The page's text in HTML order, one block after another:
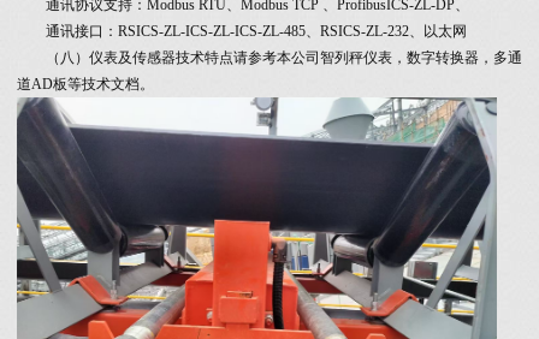
通讯协议支持：Modbus RTU、Modbus TCP 、ProfibusICS-ZL-DP、
通讯接口：RSICS-ZL-ICS-ZL-ICS-ZL-485、RSICS-ZL-232、以太网
（八）仪表及传感器技术特点请参考本公司智列秤仪表，数字转换器，多通
道AD板等技术文档。